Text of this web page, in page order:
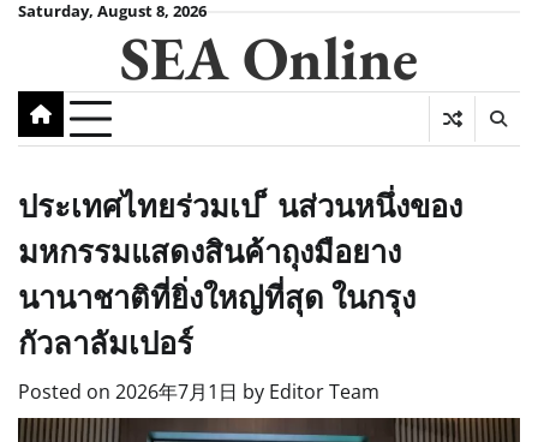
SkipSaturday, August 8, 2026
SEA Online
ประเทศไทยร่วมเป ็ นส่วนหนึ่งของ
มหกรรมแสดงสินค้าถุงมือยาง
นานาชาติที่ยิ่งใหญ่ที่สุด ในกรุง
กัวลาลัมเปอร์
Posted on 2026年7月1日 by Editor Team